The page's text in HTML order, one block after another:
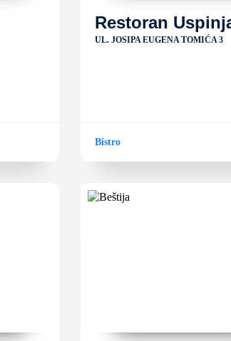
Restoran
UL. JOSIPA EUGENA TOMIĆA 3
Bistro